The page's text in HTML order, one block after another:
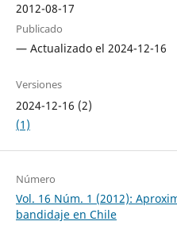
2012-08-17
Publicado
— Actualizado el 2024-12-16
Versiones
2024-12-16 (2)
(1)
Número
Vol. 16 Núm. 1 (2012):
bandidaje en Chile